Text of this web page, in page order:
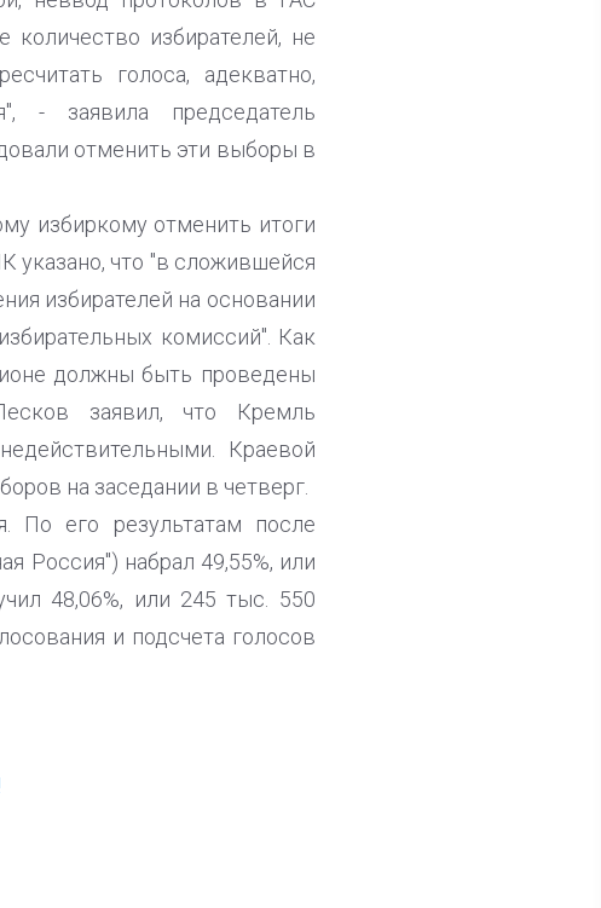
количество избирателей, не
голоса, адекватно,
- заявила председатель
отменить эти выборы в
избиркому отменить итоги
указано, что "в сложившейся
избирателей на основании
комиссий". Как
должны быть проведены
заявил, что Кремль
Краевой
на заседании в четверг.
По его результатам после
Россия") набрал 49,55%, или
48,06%, или 245 тыс. 550
и подсчета голосов